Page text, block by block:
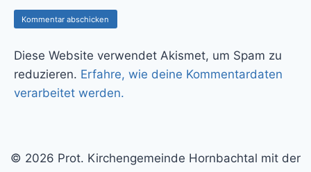
Diese Website verwendet Akismet, um Spam zu
reduzieren. Erfahre, wie deine Kommentardaten
verarbeitet werden.
© 2026 Prot. Kirchengemeinde Hornbachtal mit der